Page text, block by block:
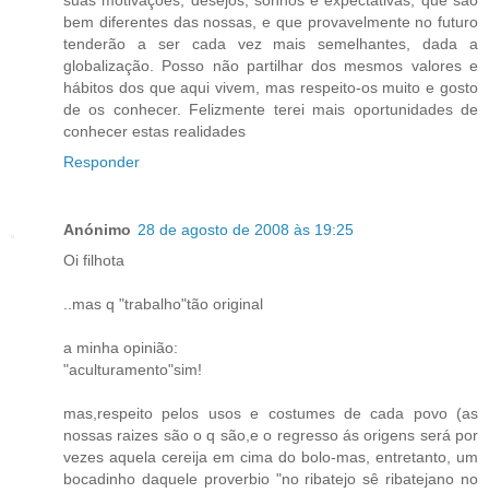
bem diferentes das nossas, e que provavelmente no futuro
tenderão a ser cada vez mais semelhantes, dada a
globalização. Posso não partilhar dos mesmos valores e
hábitos dos que aqui vivem, mas respeito-os muito e gosto
de os conhecer. Felizmente terei mais oportunidades de
conhecer estas realidades
Responder
Anónimo 28 de agosto de 2008 às 19:25
Oi filhota
..mas q "trabalho"tão original
a minha opinião:
"aculturamento"sim!
mas,respeito pelos usos e costumes de cada povo (as
nossas raizes são o q são,e o regresso ás origens será por
vezes aquela cereija em cima do bolo-mas, entretanto, um
bocadinho daquele proverbio "no ribatejo sê ribatejano no